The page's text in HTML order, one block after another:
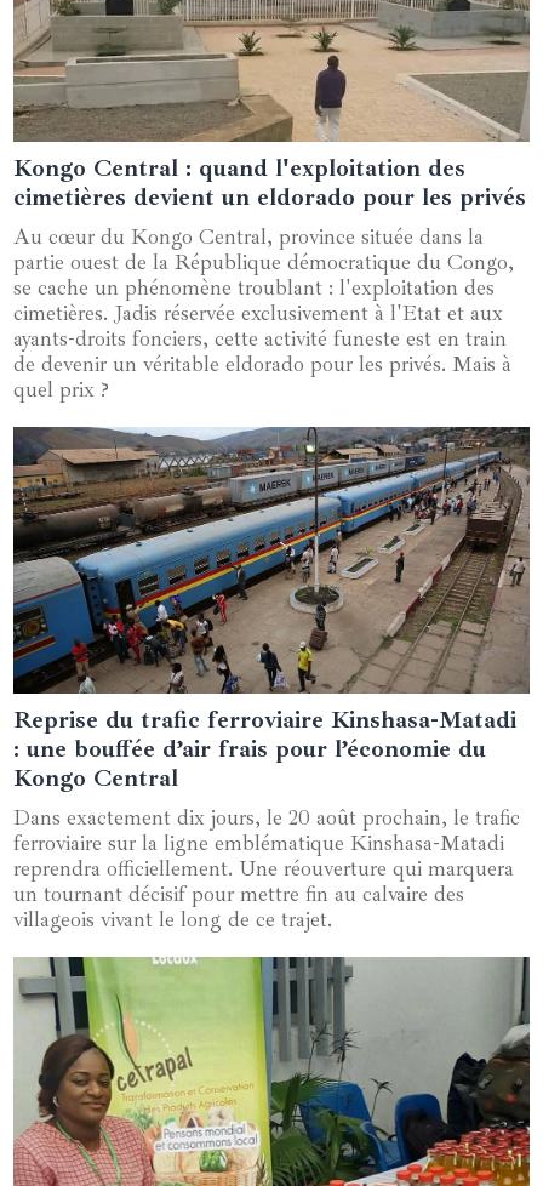
07 juillet 2024
Kongo Central : quand l'exploitation des
cimetières devient un eldorado pour les privés
Au cœur du Kongo Central, province située dans la
partie ouest de la République démocratique du Congo,
se cache un phénomène troublant : l'exploitation des
cimetières. Jadis réservée exclusivement à l'Etat et aux
ayants-droits fonciers, cette activité funeste est en train
de devenir un véritable eldorado pour les privés. Mais à
quel prix ?
10 août 2024
Reprise du trafic ferroviaire Kinshasa-Matadi
: une bouffée d’air frais pour l’économie du
Kongo Central
Dans exactement dix jours, le 20 août prochain, le trafic
ferroviaire sur la ligne emblématique Kinshasa-Matadi
reprendra officiellement. Une réouverture qui marquera
un tournant décisif pour mettre fin au calvaire des
villageois vivant le long de ce trajet.